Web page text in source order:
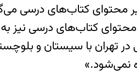
محتوای کتاب‌های درسی
کتاب‌های درسی نیز به
تهران با سیستان و
نمی‌شود.»